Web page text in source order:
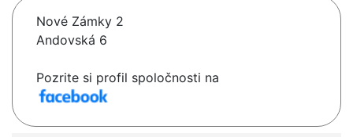
Nové Zámky 2
Andovská 6
Pozrite si profil spoločnosti na